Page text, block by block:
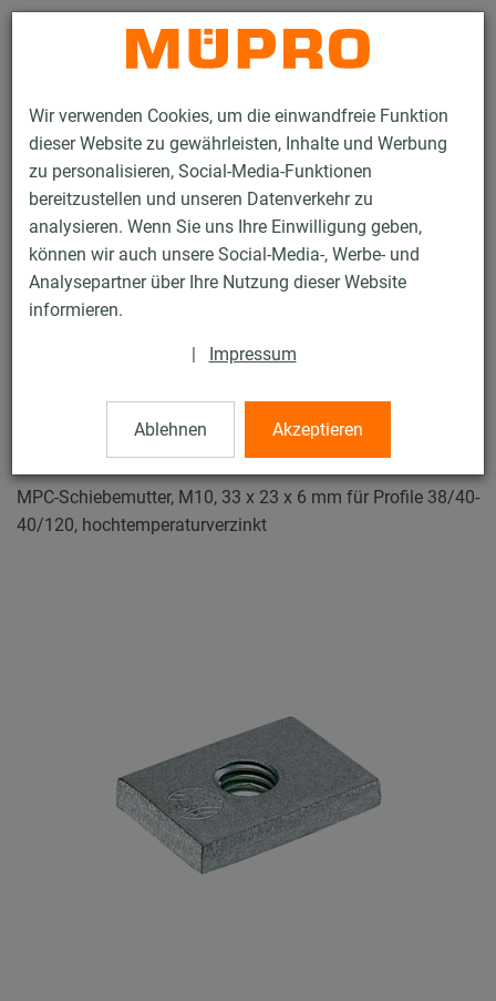
Wir verwenden Cookies, um die einwandfreie Funktion
dieser Website zu gewährleisten, Inhalte und Werbung
zu personalisieren, Social-Media-Funktionen
bereitzustellen und unseren Datenverkehr zu
analysieren. Wenn Sie uns Ihre Einwilligung geben,
können wir auch unsere Social-Media-, Werbe- und
Analysepartner über Ihre Nutzung dieser Website
informieren.
| Impressum
Ablehnen Akzeptieren
Kontakt
Produkte Befestigungstechnik
Lüftungsbefestigung
Installationsschienen für die Lüftungsbefestigung
MPC-Systemschienen (leichter bis mittlerer Lastbereich)
MPC-Schiebemuttern
MPC-Schiebemuttern
MPC-Schiebemutter, M10, 33 x 23 x 6 mm für Profile 38/40-
40/120, hochtemperaturverzinkt